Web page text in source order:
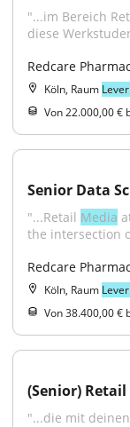
"...im Bereich
diese
Redcare
Köln, Raum
Von 22.000,00 €
Senior Data
"...Retail Media
the intersection
Redcare
Köln, Raum
Von 38.400,00 €
(Senior) Retail
"...die mit